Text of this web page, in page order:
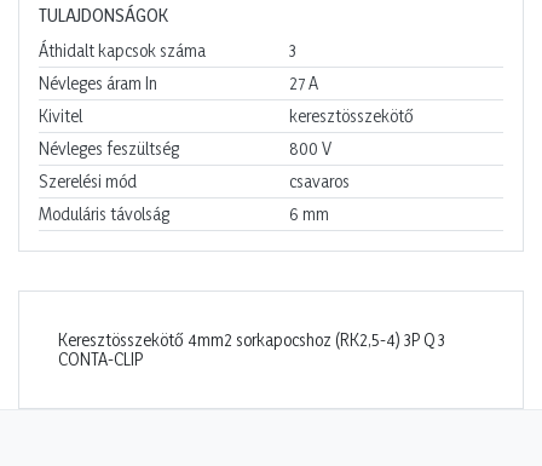
TULAJDONSÁGOK
Áthidalt kapcsok száma
3
Névleges áram In
27A
Kivitel
keresztösszekötő
Névleges feszültség
800 V
Szerelési mód
csavaros
Moduláris távolság
6 mm
Keresztösszekötő 4mm2 sorkapocshoz (RK2,5-4) 3P Q 3
CONTA-CLIP